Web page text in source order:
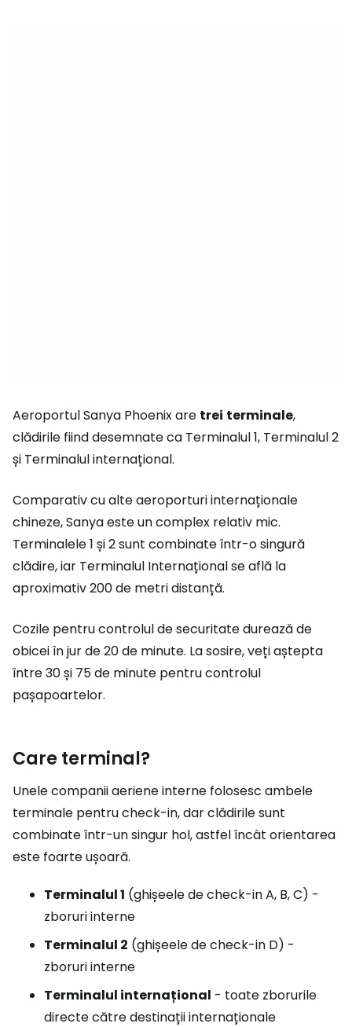
Aeroportul Sanya Phoenix are trei terminale,
clădirile fiind desemnate ca Terminalul 1, Terminalul 2
și Terminalul internațional.
Comparativ cu alte aeroporturi internaționale
chineze, Sanya este un complex relativ mic.
Terminalele 1 și 2 sunt combinate într-o singură
clădire, iar Terminalul Internațional se află la
aproximativ 200 de metri distanță.
Cozile pentru controlul de securitate durează de
obicei în jur de 20 de minute. La sosire, veți aștepta
între 30 și 75 de minute pentru controlul
pașapoartelor.
Care terminal?
Unele companii aeriene interne folosesc ambele
terminale pentru check-in, dar clădirile sunt
combinate într-un singur hol, astfel încât orientarea
este foarte ușoară.
Terminalul 1 (ghișeele de check-in A, B, C) -
zboruri interne
Terminalul 2 (ghișeele de check-in D) -
zboruri interne
Terminalul internațional - toate zborurile
directe către destinații internaționale